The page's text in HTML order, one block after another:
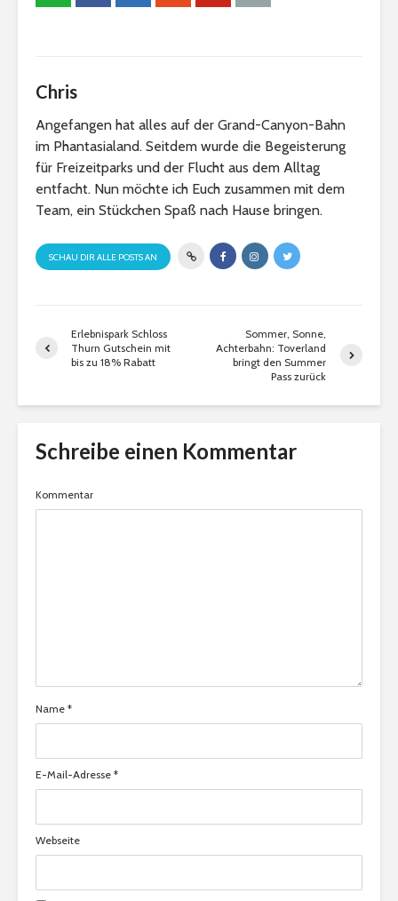
Chris
Angefangen hat alles auf der Grand-Canyon-Bahn
im Phantasialand. Seitdem wurde die Begeisterung
für Freizeitparks und der Flucht aus dem Alltag
entfacht. Nun möchte ich Euch zusammen mit dem
Team, ein Stückchen Spaß nach Hause bringen.
SCHAU DIR ALLE POSTS AN
Erlebnispark Schloss
Thurn Gutschein mit
bis zu 18% Rabatt
Sommer, Sonne,
Achterbahn: Toverland
bringt den Summer
Pass zurück
Schreibe einen Kommentar
Kommentar
Name *
E-Mail-Adresse *
Webseite